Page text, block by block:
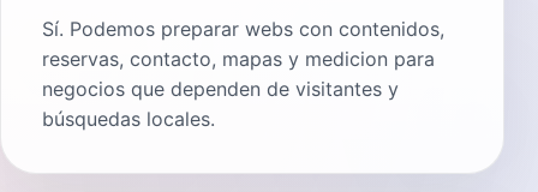
Sí. Podemos preparar webs con contenidos,
reservas, contacto, mapas y medicion para
negocios que dependen de visitantes y
búsquedas locales.